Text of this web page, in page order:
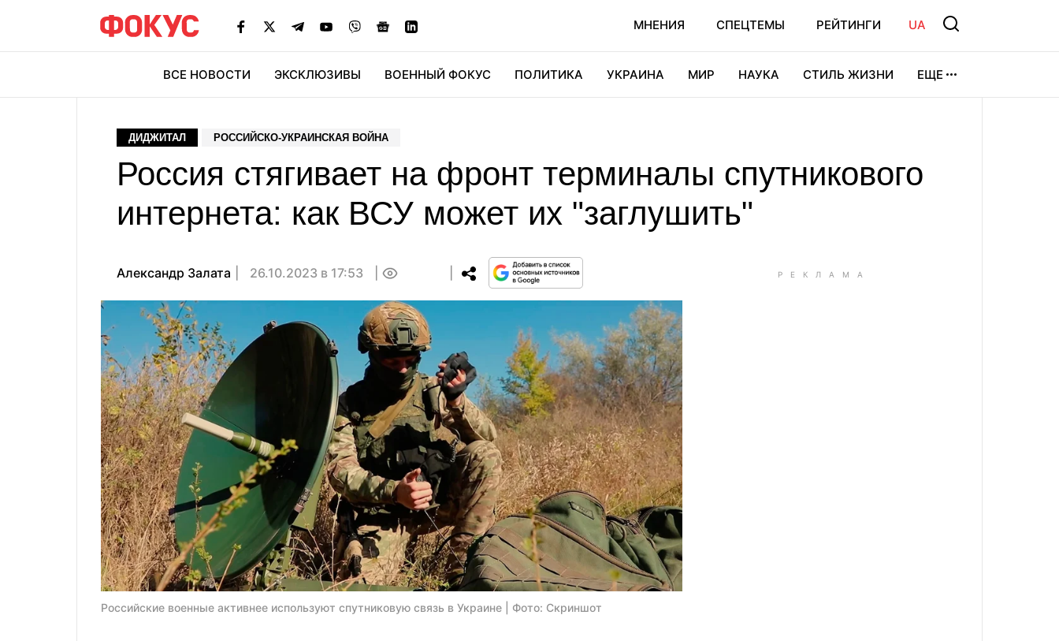
МНЕНИЯ СПЕЦТЕМЫ РЕЙТИНГИ UA
ВСЕ НОВОСТИ ЭКСКЛЮЗИВЫ ВОЕННЫЙ ФОКУС ПОЛИТИКА УКРАИНА МИР НАУКА СТИЛЬ ЖИЗНИ ЕЩЕ
ДИДЖИТАЛ РОССИЙСКО-УКРАИНСКАЯ ВОЙНА
Россия стягивает на фронт терминалы спутникового
интернета: как ВСУ может их "заглушить"
Александр Залата 26.10.2023 в 17:53
Российские военные активнее используют спутниковую связь в Украине | Фото: Скриншот